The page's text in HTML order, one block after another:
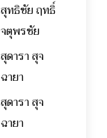
สุทธิชัย ฤทธิ์
จตุพรชัย
สุดารา สุจ
ฉายา
สุดารา สุจ
ฉายา